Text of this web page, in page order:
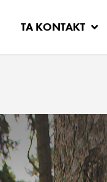
TA KONTAKT